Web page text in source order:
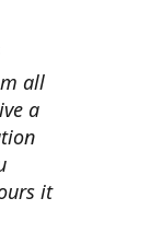
all
a
it